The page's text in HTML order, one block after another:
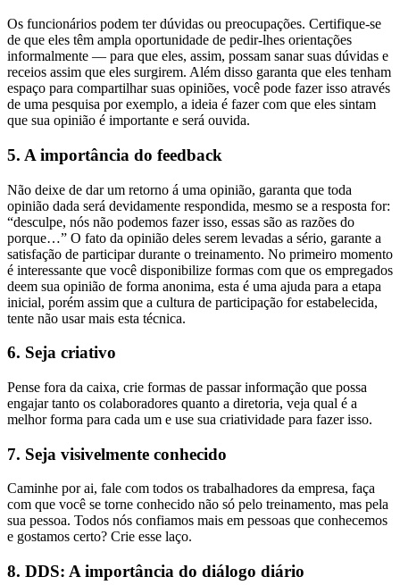
Os funcionários podem ter dúvidas ou preocupações. Certifique-se
de que eles têm ampla oportunidade de pedir-lhes orientações
informalmente — para que eles, assim, possam sanar suas dúvidas e
receios assim que eles surgirem. Além disso garanta que eles tenham
espaço para compartilhar suas opiniões, você pode fazer isso através
de uma pesquisa por exemplo, a ideia é fazer com que eles sintam
que sua opinião é importante e será ouvida.
5. A importância do feedback
Não deixe de dar um retorno á uma opinião, garanta que toda
opinião dada será devidamente respondida, mesmo se a resposta for:
“desculpe, nós não podemos fazer isso, essas são as razões do
porque…” O fato da opinião deles serem levadas a sério, garante a
satisfação de participar durante o treinamento. No primeiro momento
é interessante que você disponibilize formas com que os empregados
deem sua opinião de forma anonima, esta é uma ajuda para a etapa
inicial, porém assim que a cultura de participação for estabelecida,
tente não usar mais esta técnica.
6. Seja criativo
Pense fora da caixa, crie formas de passar informação que possa
engajar tanto os colaboradores quanto a diretoria, veja qual é a
melhor forma para cada um e use sua criatividade para fazer isso.
7. Seja visivelmente conhecido
Caminhe por ai, fale com todos os trabalhadores da empresa, faça
com que você se torne conhecido não só pelo treinamento, mas pela
sua pessoa. Todos nós confiamos mais em pessoas que conhecemos
e gostamos certo? Crie esse laço.
8. DDS: A importância do diálogo diário